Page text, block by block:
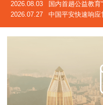
2026.08.03
国内首趟公益教育“科技列车”发
2026.07.27
中国平安快速响应甘肃渭源